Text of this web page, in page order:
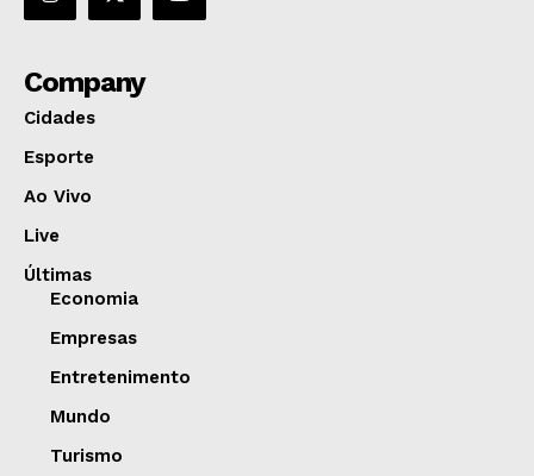
Company
Cidades
Esporte
Ao Vivo
Live
Últimas
Economia
Empresas
Entretenimento
Mundo
Turismo